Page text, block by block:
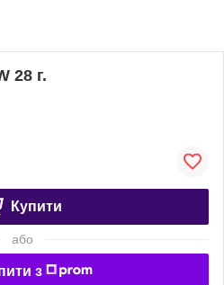
28 г.
Купити
або
з